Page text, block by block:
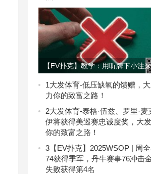
【EV扑克】教学：用听牌下小注
制成本的做法到底可不可行？
1大发体育-低压缺氧的馈赠，
力你的致富之路！
2大发体育-泰格·伍兹、罗里·麦
伊将获得美巡赛忠诚度奖，大
你的致富之路！
3 【EV扑克】2025WSOP | 周
74获得季军，丹牛赛事76冲击
失败获得第4名